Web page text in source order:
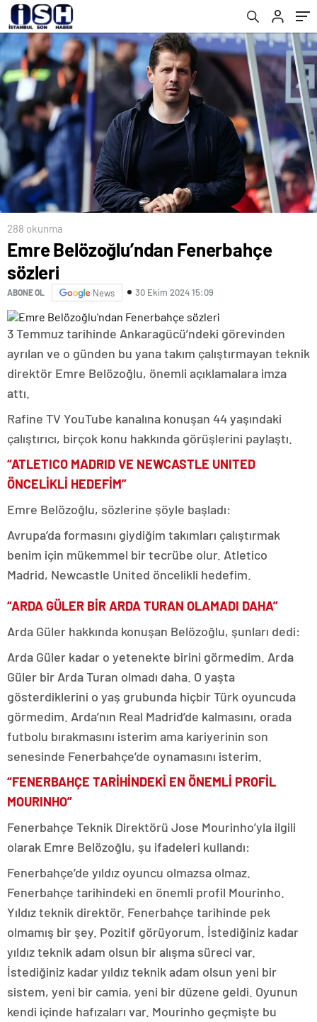
288 okunma
Emre Belözoğlu’ndan Fenerbahçe
sözleri
ABONE OL News 30 Ekim 2024 15:09
3 Temmuz tarihinde Ankaragücü’ndeki görevinden
ayrılan ve o günden bu yana takım çalıştırmayan teknik
direktör Emre Belözoğlu, önemli açıklamalara imza
attı.
Rafine TV YouTube kanalına konuşan 44 yaşındaki
çalıştırıcı, birçok konu hakkında görüşlerini paylaştı.
“ATLETICO MADRID VE NEWCASTLE UNITED
ÖNCELİKLİ HEDEFİM”
Emre Belözoğlu, sözlerine şöyle başladı:
Avrupa’da formasını giydiğim takımları çalıştırmak
benim için mükemmel bir tecrübe olur. Atletico
Madrid, Newcastle United öncelikli hedefim.
“ARDA GÜLER BİR ARDA TURAN OLAMADI DAHA”
Arda Güler hakkında konuşan Belözoğlu, şunları dedi:
Arda Güler kadar o yetenekte birini görmedim. Arda
Güler bir Arda Turan olmadı daha. O yaşta
gösterdiklerini o yaş grubunda hiçbir Türk oyuncuda
görmedim. Arda’nın Real Madrid’de kalmasını, orada
futbolu bırakmasını isterim ama kariyerinin son
senesinde Fenerbahçe’de oynamasını isterim.
“FENERBAHÇE TARİHİNDEKİ EN ÖNEMLİ PROFİL
MOURINHO”
Fenerbahçe Teknik Direktörü Jose Mourinho’yla ilgili
olarak Emre Belözoğlu, şu ifadeleri kullandı:
Fenerbahçe’de yıldız oyuncu olmazsa olmaz.
Fenerbahçe tarihindeki en önemli profil Mourinho.
Yıldız teknik direktör. Fenerbahçe tarihinde pek
olmamış bir şey. Pozitif görüyorum. İstediğiniz kadar
yıldız teknik adam olsun bir alışma süreci var.
İstediğiniz kadar yıldız teknik adam olsun yeni bir
sistem, yeni bir camia, yeni bir düzene geldi. Oyunun
kendi içinde hafızaları var. Mourinho geçmişte bu